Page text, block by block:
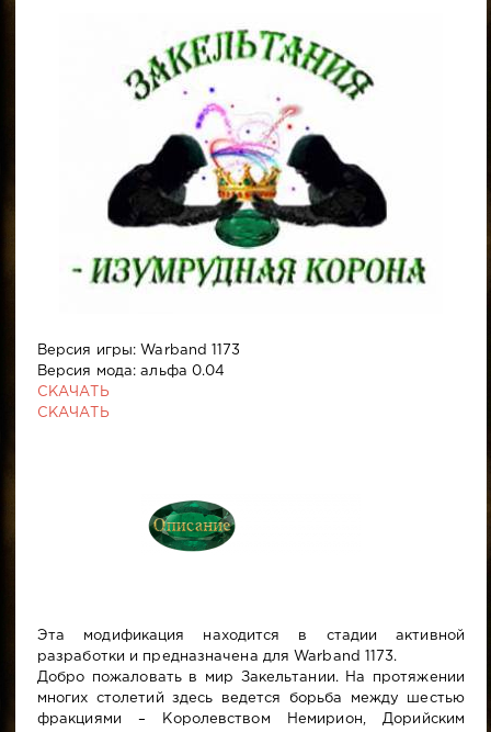
Версия игры: Warband 1173
Версия мода: альфа 0.04
СКАЧАТЬ
СКАЧАТЬ
Эта модификация находится в стадии активной
разработки и предназначена для Warband 1173.
Добро пожаловать в мир Закельтании. На протяжении
многих столетий здесь ведется борьба между шестью
фракциями – Королевством Немирион, Дорийским